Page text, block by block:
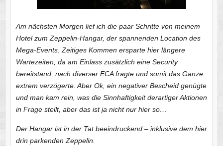
Am nächsten Morgen lief ich die paar Schritte von meinem
Hotel zum Zeppelin-Hangar, der spannenden Location des
Mega-Events. Zeitiges Kommen ersparte hier längere
Wartezeiten, da am Einlass zusätzlich eine Security
bereitstand, nach diverser ECA fragte und somit das Ganze
extrem verzögerte. Aber Ok, ein negativer Bescheid genügte
und man kam rein, was die Sinnhaftigkeit derartiger Aktionen
in Frage stellt, aber das ist ja nicht nur hier so…
Der Hangar ist in der Tat beeindruckend – inklusive dem hier
drin parkenden Zeppelin.